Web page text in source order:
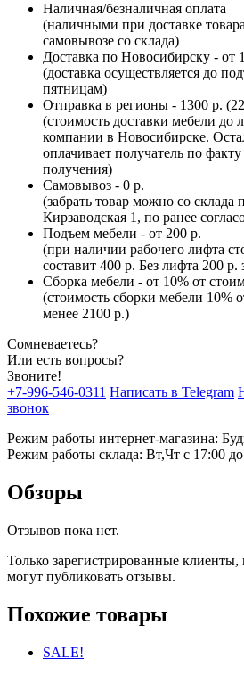
Наличная/безналичная оплата
(наличными при доставке
самовывозе со склада)
Доставка по Новосибирску - от
(доставка осуществляется до
пятницам)
Отправка в регионы - 1300 р.
(стоимость доставки мебели до
компании в Новосибирске.
оплачивает получатель по
получения)
Самовывоз - 0 р.
(забрать товар можно со склада
Кирзаводская 1, по ранее
Подъем мебели - от 200 р.
(при наличии рабочего лифта
составит 400 р. Без лифта 200
Сборка мебели - от 10% от
(стоимость сборки мебели 10%
менее 2100 р.)
Сомневаетесь?
Или есть вопросы?
Звоните!
+7-996-546-0311 Написать в Telegram
звонок
Режим работы интернет-магазина:
Режим работы склада: Вт,Чт с 17:00
Обзоры
Отзывов пока нет.
Только зарегистрированные
могут публиковать отзывы.
Похожие товары
SALE!